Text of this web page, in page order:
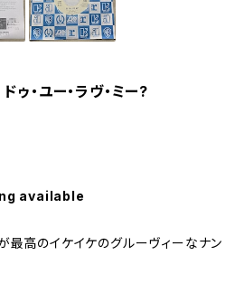
ゥ・ユー・ラヴ・ミー?
available
高のイケイケのグルーヴィーなナン